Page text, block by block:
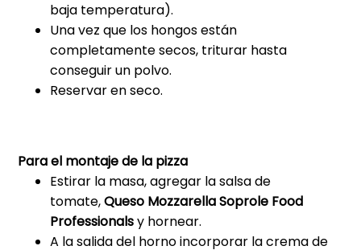
baja temperatura).
Una vez que los hongos están
completamente secos, triturar hasta
conseguir un polvo.
Reservar en seco.
Para el montaje de la pizza
Estirar la masa, agregar la salsa de
tomate,Queso Mozzarella Soprole Food
Professionalsy hornear.
A la salida del horno incorporar la crema de